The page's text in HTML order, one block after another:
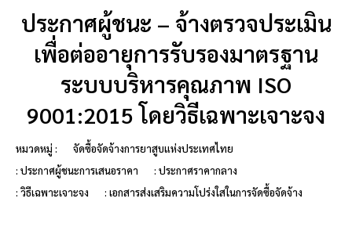
ประกาศผู้ชนะ – จ้างตรวจประเมิน
เพื่อต่ออายุการรับรองมาตรฐาน
ระบบบริหารคุณภาพ ISO
9001:2015 โดยวิธีเฉพาะเจาะจง
หมวดหมู่ :
จัดซื้อจัดจ้างการยาสูบแห่งประเทศไทย
: ประกาศผู้ชนะการเสนอราคา
: ประกาศราคากลาง
: วิธีเฉพาะเจาะจง
: เอกสารส่งเสริมความโปร่งใสในการจัดซื้อจัดจ้าง